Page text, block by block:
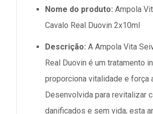
Nome do produto: Ampola
Cavalo Real Duovin 2x10ml
Descrição: A Ampola Vita
Real Duovin é um tratamento
proporciona vitalidade e força
Desenvolvida para revitalizar
danificados e sem vida, esta